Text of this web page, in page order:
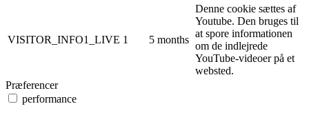
VISITOR_INFO1_LIVE 1 5 months
Denne cookie sættes af
Youtube. Den bruges til
at spore informationen
om de indlejrede
YouTube-videoer på et
websted.
Præferencer
performance